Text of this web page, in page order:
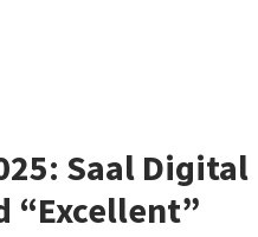
Saal Digital
“Excellent”